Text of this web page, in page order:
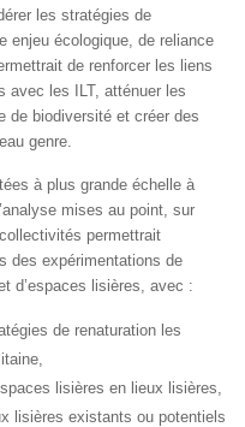
les stratégies de
enjeu écologique, de reliance
de renforcer les liens
avec les ILT, atténuer les
de biodiversité et créer des
genre.
à plus grande échelle à
mises au point, sur
permettrait
des expérimentations de
d’espaces lisières, avec :
de renaturation les
lisières en lieux lisières,
lisières existants ou potentiels